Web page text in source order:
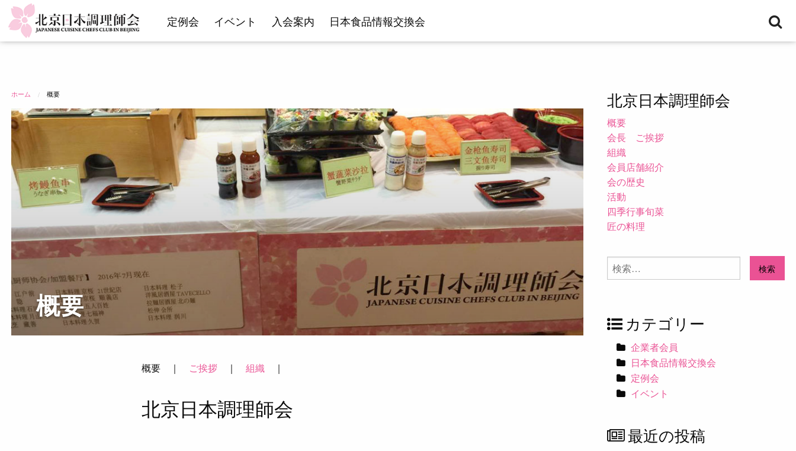
定例会 イベント 入会案内 日本食品情報交換会
ホーム 概要
概要
概要 ｜ ご挨拶 ｜組織 ｜
北京日本調理師会
北京日本調理師会
概要
会長 ご挨拶
組織
会員店舗紹介
会の歴史
活動
四季行事旬菜
匠の料理
検
索:
カテゴリー
企業者会員
日本食品情報交換会
定例会
イベント
最近の投稿